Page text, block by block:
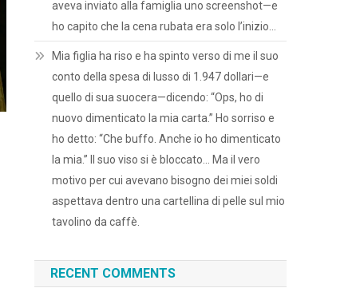
aveva inviato alla famiglia uno screenshot—e
ho capito che la cena rubata era solo l’inizio…
Mia figlia ha riso e ha spinto verso di me il suo
conto della spesa di lusso di 1.947 dollari—e
quello di sua suocera—dicendo: “Ops, ho di
nuovo dimenticato la mia carta.” Ho sorriso e
ho detto: “Che buffo. Anche io ho dimenticato
la mia.” Il suo viso si è bloccato… Ma il vero
motivo per cui avevano bisogno dei miei soldi
aspettava dentro una cartellina di pelle sul mio
tavolino da caffè.
RECENT COMMENTS